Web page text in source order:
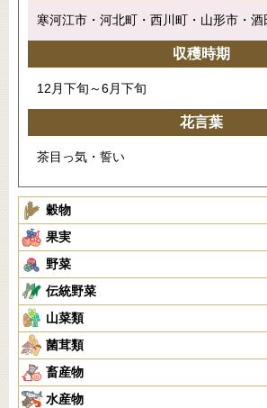
寒河江市・河北町・西川町・山形市・酒
収穫時期
12月下旬～6月下旬
花言葉
茶目っ気・誓い
穀物
果実
野菜
伝統野菜
山菜類
菌茸類
畜産物
水産物